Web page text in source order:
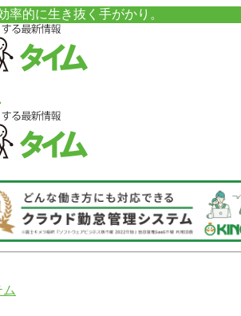
率的に生き抜く手がかり。